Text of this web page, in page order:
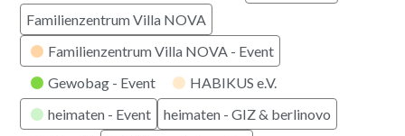
Familienzentrum Villa NOVA
Familienzentrum Villa NOVA - Event
Gewobag - Event
HABIKUS e.V.
heimaten - Event
heimaten - GIZ & berlinovo